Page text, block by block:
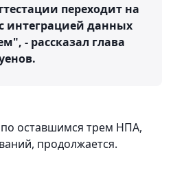
переходит на
интеграцией данных
- рассказал глава
оставшимся трем НПА,
продолжается.